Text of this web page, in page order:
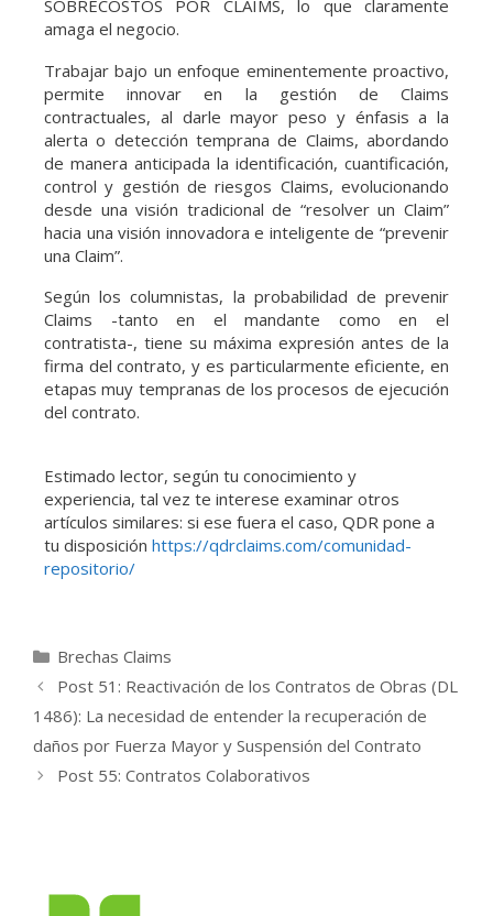
SOBRECOSTOS POR CLAIMS, lo que claramente
amaga el negocio.
Trabajar bajo un enfoque eminentemente proactivo,
permite innovar en la gestión de Claims
contractuales, al darle mayor peso y énfasis a la
alerta o detección temprana de Claims, abordando
de manera anticipada la identificación, cuantificación,
control y gestión de riesgos Claims, evolucionando
desde una visión tradicional de “resolver un Claim”
hacia una visión innovadora e inteligente de “prevenir
una Claim”.
Según los columnistas, la probabilidad de prevenir
Claims -tanto en el mandante como en el
contratista-, tiene su máxima expresión antes de la
firma del contrato, y es particularmente eficiente, en
etapas muy tempranas de los procesos de ejecución
del contrato.
Estimado lector, según tu conocimiento y
experiencia, tal vez te interese examinar otros
artículos similares: si ese fuera el caso, QDR pone a
tu disposición https://qdrclaims.com/comunidad-
repositorio/
Brechas Claims
Post 51: Reactivación de los Contratos de Obras (DL
1486): La necesidad de entender la recuperación de
daños por Fuerza Mayor y Suspensión del Contrato
Post 55: Contratos Colaborativos